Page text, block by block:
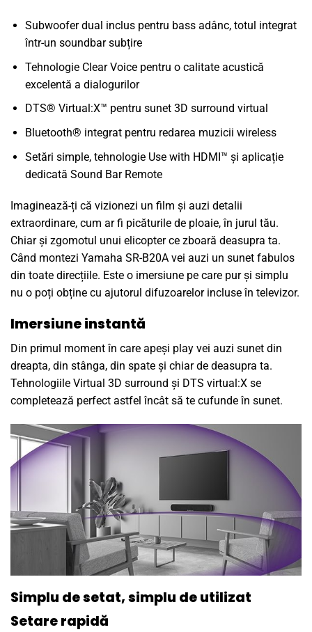
Subwoofer dual inclus pentru bass adânc, totul integrat
într-un soundbar subțire
Tehnologie Clear Voice pentru o calitate acustică
excelentă a dialogurilor
DTS® Virtual:X™ pentru sunet 3D surround virtual
Bluetooth® integrat pentru redarea muzicii wireless
Setări simple, tehnologie Use with HDMI™ și aplicație
dedicată Sound Bar Remote
Imaginează-ți că vizionezi un film și auzi detalii
extraordinare, cum ar fi picăturile de ploaie, în jurul tău.
Chiar și zgomotul unui elicopter ce zboară deasupra ta.
Când montezi Yamaha SR-B20A vei auzi un sunet fabulos
din toate direcțiile. Este o imersiune pe care pur și simplu
nu o poți obține cu ajutorul difuzoarelor incluse în televizor.
Imersiune instantă
Din primul moment în care apeși play vei auzi sunet din
dreapta, din stânga, din spate și chiar de deasupra ta.
Tehnologiile Virtual 3D surround și DTS virtual:X se
completează perfect astfel încât să te cufunde în sunet.
Simplu de setat, simplu de utilizat
Setare rapidă